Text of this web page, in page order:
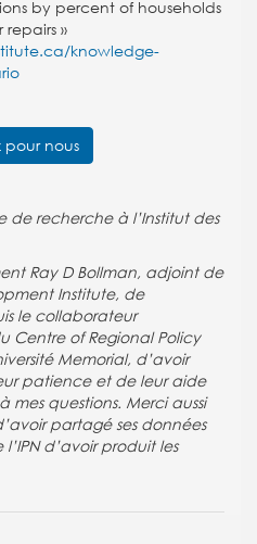
by percent of households
»
knowledge-
pour nous
de recherche à l’Institut des
Ray D Bollman, adjoint de
Institute, de
le collaborateur
Centre of Regional Policy
Memorial, d’avoir
patience et de leur aide
mes questions. Merci aussi
partagé ses données
d’avoir produit les